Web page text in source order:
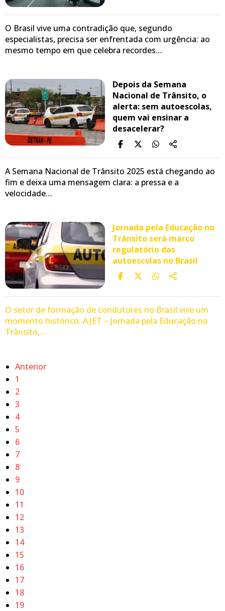
O Brasil vive uma contradição que, segundo
especialistas, precisa ser enfrentada com urgência: ao
mesmo tempo em que celebra recordes…
Depois da Semana
Nacional de Trânsito, o
alerta: sem autoescolas,
quem vai ensinar a
desacelerar?
A Semana Nacional de Trânsito 2025 está chegando ao
fim e deixa uma mensagem clara: a pressa e a
velocidade…
Jornada pela Educação no
Trânsito será marco
regulatório das
autoescolas no Brasil
O setor de formação de condutores no Brasil vive um
momento histórico. A JET – Jornada pela Educação no
Trânsito,…
Anterior
1
2
3
4
5
6
7
8
9
10
11
12
13
14
15
16
17
18
19